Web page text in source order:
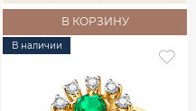
В КОРЗИНУ
В наличии